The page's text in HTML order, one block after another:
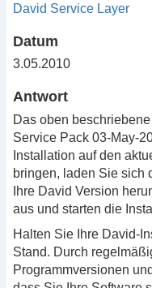
David Service Layer
Datum
3.05.2010
Antwort
Das oben
Service Pack 03-May-
Installation auf den
bringen, laden Sie sich
Ihre David Version
aus und starten die
Halten Sie Ihre David-
Stand. Durch
Programmversionen